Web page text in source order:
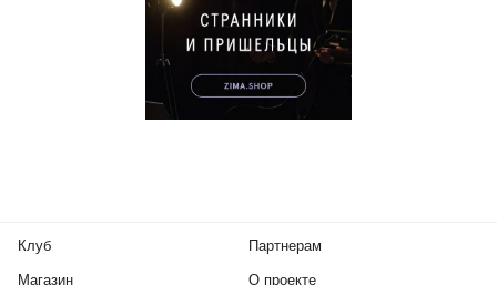
Клуб
Магазин
Партнерам
О проекте